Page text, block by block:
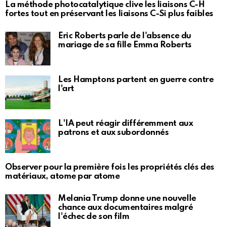
La méthode photocatalytique clive les liaisons C-H
fortes tout en préservant les liaisons C-Si plus faibles
Eric Roberts parle de l'absence du
mariage de sa fille Emma Roberts
Les Hamptons partent en guerre contre
l'art
L'IA peut réagir différemment aux
patrons et aux subordonnés
Observer pour la première fois les propriétés clés des
matériaux, atome par atome
Melania Trump donne une nouvelle
chance aux documentaires malgré
l'échec de son film